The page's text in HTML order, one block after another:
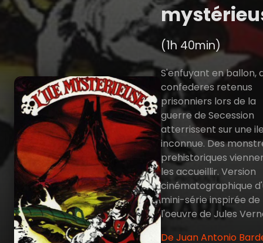
(1h 40min)
S'enfuyant en ballon,
confederes retenus
prisonniers lors de la
guerre de Secession
atterrissent sur une
inconnue. Des
prehistoriques
les accueillir. Version
cinématographique
mini-série inspirée de
l'oeuvre de Jules
De Juan Antonio